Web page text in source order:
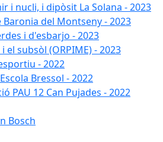
i nucli, i dipòsit La Solana - 2023
del Montseny - 2023
i d'esbarjo - 2023
subsòl (ORPIME) - 2023
- 2022
Bressol - 2022
PAU 12 Can Pujades - 2022
Bosch